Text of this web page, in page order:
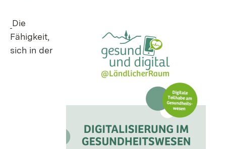
Die
Fähigkeit,
sich in der